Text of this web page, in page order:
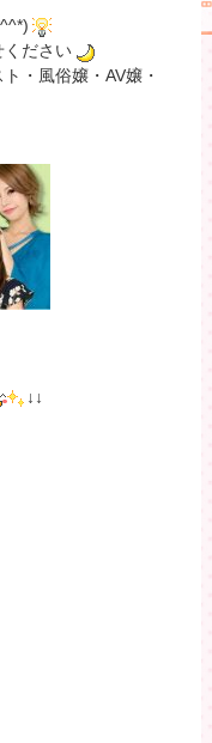
ください
・風俗嬢・AV嬢・
↓↓